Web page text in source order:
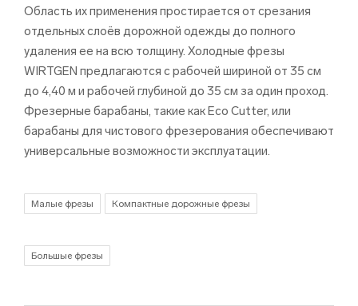
Область их применения простирается от срезания
отдельных слоёв дорожной одежды до полного
удаления ее на всю толщину. Холодные фрезы
WIRTGEN предлагаются с рабочей шириной от 35 см
до 4,40 м и рабочей глубиной до 35 см за один проход.
Фрезерные барабаны, такие как Eco Cutter, или
барабаны для чистового фрезерования обеспечивают
универсальные возможности эксплуатации.
Малые фрезы Компактные дорожные фрезы
Большые фрезы